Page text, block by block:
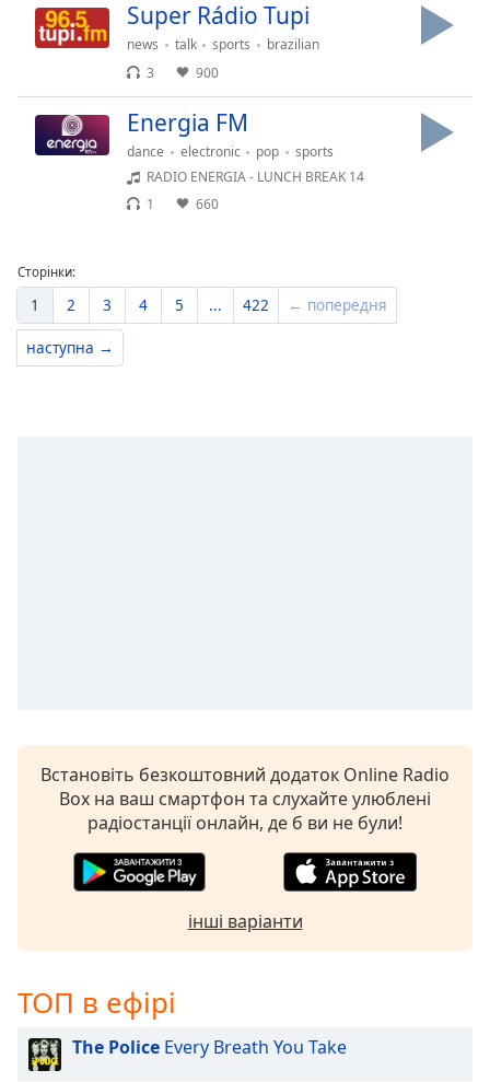
Super Rádio Tupi
news talk sports
brazilian
3
900
Energia FM
dance electronic pop
sports
RADIO ENERGIA - LUNCH BREAK 14
1
660
Сторінки:
1 2 3 4 5 ... 422 ← попередня
наступна →
Встановіть безкоштовний додаток Online Radio
Box на ваш смартфон та слухайте улюблені
радіостанції онлайн, де б ви не були!
інші варіанти
ТОП в ефірі
The Police Every Breath You Take